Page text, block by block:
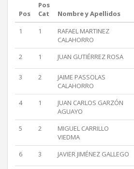
Pos
Pos
Cat
Nombre y Apellidos
1
1
RAFAEL MARTINEZ
CALAHORRO
2 1 JUAN GUTIÉRREZ ROSA
3 2
JAIME PASSOLAS
CALAHORRO
4 1
JUAN CARLOS GARZÓN
AGUAYO
5 2
MIGUEL CARRILLO
VIEDMA
6 3 JAVIER JIMÉNEZ GALLEGO